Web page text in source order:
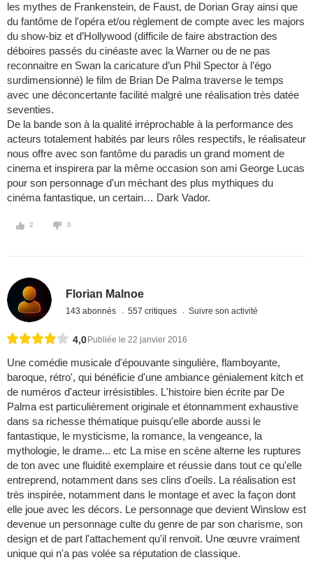
les mythes de Frankenstein, de Faust, de Dorian Gray ainsi que
du fantôme de l'opéra et/ou règlement de compte avec les majors
du show-biz et d’Hollywood (difficile de faire abstraction des
déboires passés du cinéaste avec la Warner ou de ne pas
reconnaitre en Swan la caricature d’un Phil Spector à l’égo
surdimensionné) le film de Brian De Palma traverse le temps
avec une déconcertante facilité malgré une réalisation très datée
seventies.
De la bande son à la qualité irréprochable à la performance des
acteurs totalement habités par leurs rôles respectifs, le réalisateur
nous offre avec son fantôme du paradis un grand moment de
cinema et inspirera par la même occasion son ami George Lucas
pour son personnage d'un méchant des plus mythiques du
cinéma fantastique, un certain… Dark Vador.
2 0
Florian Malnoe
143 abonnés 557 critiques Suivre son activité
4,0 Publiée le 22 janvier 2016
Une comédie musicale d'épouvante singulière, flamboyante,
baroque, rétro', qui bénéficie d'une ambiance génialement kitch et
de numéros d'acteur irrésistibles. L'histoire bien écrite par De
Palma est particulièrement originale et étonnamment exhaustive
dans sa richesse thématique puisqu'elle aborde aussi le
fantastique, le mysticisme, la romance, la vengeance, la
mythologie, le drame... etc La mise en scène alterne les ruptures
de ton avec une fluidité exemplaire et réussie dans tout ce qu'elle
entreprend, notamment dans ses clins d'oeils. La réalisation est
très inspirée, notamment dans le montage et avec la façon dont
elle joue avec les décors. Le personnage que devient Winslow est
devenue un personnage culte du genre de par son charisme, son
design et de part l'attachement qu'il renvoit. Une œuvre vraiment
unique qui n'a pas volée sa réputation de classique.